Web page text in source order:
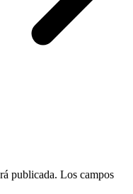
publicada. Los campos